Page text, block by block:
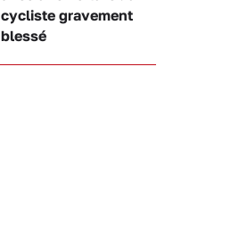
cycliste gravement
blessé